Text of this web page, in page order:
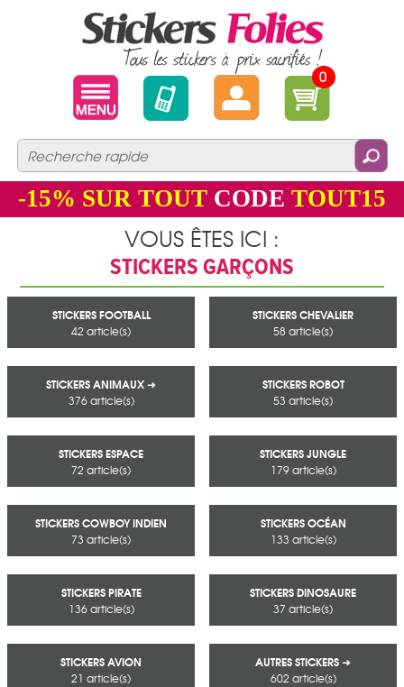
0
-15% SUR TOUT CODE TOUT15
VOUS ÊTES ICI :
STICKERS GARÇONS
STICKERS FOOTBALL
42 article(s)
STICKERS CHEVALIER
58 article(s)
STICKERS ANIMAUX ➜
376 article(s)
STICKERS ROBOT
53 article(s)
STICKERS ESPACE
72 article(s)
STICKERS JUNGLE
179 article(s)
STICKERS COWBOY INDIEN
73 article(s)
STICKERS OCÉAN
133 article(s)
STICKERS PIRATE
136 article(s)
STICKERS DINOSAURE
37 article(s)
STICKERS AVION
21 article(s)
AUTRES STICKERS ➜
602 article(s)